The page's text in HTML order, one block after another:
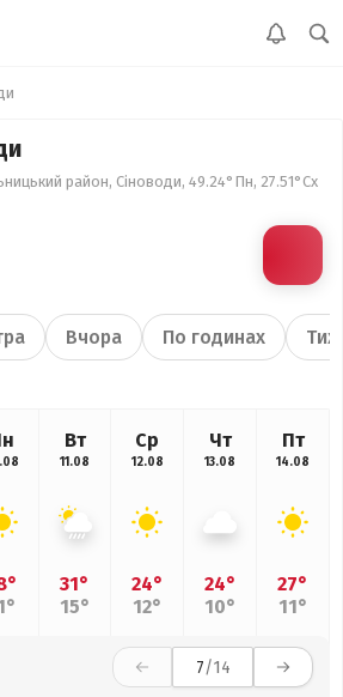
район, Сіноводи, 49.24°Пн, 27.51°Сх
Вчора По годинах
Вт
11.08
31°
15°
Ср
12.08
24°
12°
Чт
13.08
24°
10°
Пт
14.08
27°
11°
7/14